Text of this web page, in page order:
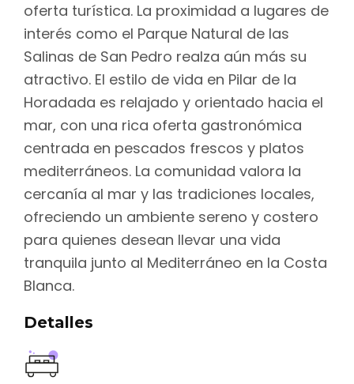
oferta turística. La proximidad a lugares de
interés como el Parque Natural de las
Salinas de San Pedro realza aún más su
atractivo. El estilo de vida en Pilar de la
Horadada es relajado y orientado hacia el
mar, con una rica oferta gastronómica
centrada en pescados frescos y platos
mediterráneos. La comunidad valora la
cercanía al mar y las tradiciones locales,
ofreciendo un ambiente sereno y costero
para quienes desean llevar una vida
tranquila junto al Mediterráneo en la Costa
Blanca.
Detalles